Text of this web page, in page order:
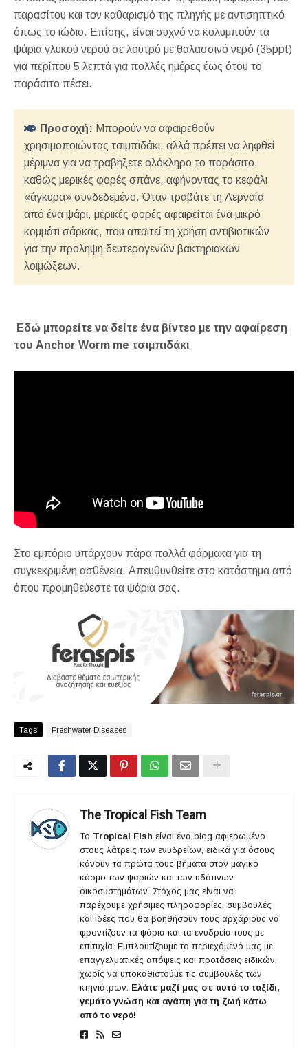
παρασίτου και τον καθαρισμό της πληγής με αντισηπτικό
όπως το ιώδιο. Επίσης, είναι συχνό να κολυμπούν τα
ψάρια γλυκού νερού σε λουτρό με θαλασσινό νερό (35ppt)
για περίπου 5 λεπτά για πολλές ημέρες έως ότου το
παράσιτο πέσει.
Προσοχή: Μπορούν να αφαιρεθούν
χρησιμοποιώντας τσιμπιδάκι, αλλά πρέπει να ληφθεί
μέριμνα για να τραβήξετε ολόκληρο το παράσιτο,
καθώς μερικές φορές σπάνε, αφήνοντας το κεφάλι
«άγκυρα» συνδεδεμένο. Όταν τραβάτε τη Λερναία
από ένα ψάρι, μερικές φορές αφαιρείται ένα μικρό
κομμάτι σάρκας, που απαιτεί τη χρήση αντιβιοτικών
για την πρόληψη δευτερογενών βακτηριακών
λοιμώξεων.
Εδώ μπορείτε να δείτε ένα βίντεο με την αφαίρεση
του Anchor Worm me τσιμπιδάκι
Στο εμπόριο υπάρχουν πάρα πολλά φάρμακα για τη
συγκεκριμένη ασθένεια. Απευθυνθείτε στο κατάστημα από
όπου προμηθεύεστε τα ψάρια σας.
Tags Freshwater Diseases
The Tropical Fish Team
Το Tropical Fish είναι ένα blog αφιερωμένο
στους λάτρεις των ενυδρείων, ειδικά για όσους
κάνουν τα πρώτα τους βήματα στον μαγικό
κόσμο των ψαριών και των υδάτινων
οικοσυστημάτων. Στόχος μας είναι να
παρέχουμε χρήσιμες πληροφορίες, συμβουλές
και ιδέες που θα βοηθήσουν τους αρχάριους να
φροντίζουν τα ψάρια και τα ενυδρεία τους με
επιτυχία. Εμπλουτίζουμε το περιεχόμενό μας με
επαγγελματικές απόψεις και προτάσεις ειδικών,
χωρίς να υποκαθιστούμε τις συμβουλές των
κτηνιάτρων. Ελάτε μαζί μας σε αυτό το ταξίδι,
γεμάτο γνώση και αγάπη για τη ζωή κάτω
από το νερό!